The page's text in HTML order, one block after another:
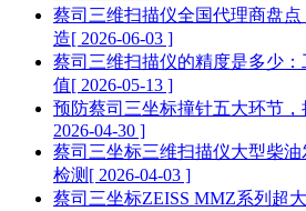
蔡司三维扫描仪全国代理商盘
造[ 2026-06-03 ]
蔡司三维扫描仪的精度是多少
值[ 2026-05-13 ]
预防蔡司三坐标撞针五大环节
2026-04-30 ]
蔡司三坐标三维扫描仪大型柴
检测 [ 2026-04-03 ]
蔡司三坐标ZEISS MMZ系列超